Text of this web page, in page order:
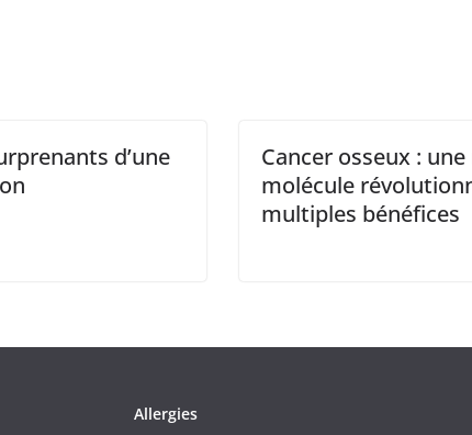
d’une
Cancer osseux :
molécule
multiples bénéfices
Allergies